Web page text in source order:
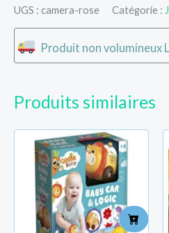
UGS : camera-rose Catégorie :
Produit non volumineux
Produits similaires